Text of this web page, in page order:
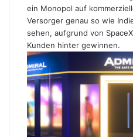
ein Monopol auf
Versorger genau so wie
sehen, aufgrund von
Kunden hinter gewinnen.